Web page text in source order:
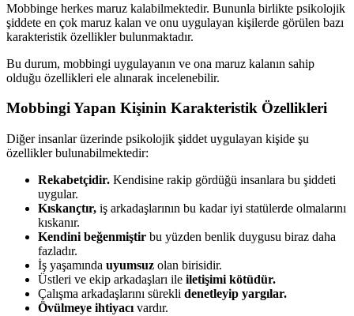
Mobbinge herkes maruz kalabilmektedir. Bununla birlikte psikolojik
şiddete en çok maruz kalan ve onu uygulayan kişilerde görülen bazı
karakteristik özellikler bulunmaktadır.
Bu durum, mobbingi uygulayanın ve ona maruz kalanın sahip
olduğu özellikleri ele alınarak incelenebilir.
Mobbingi Yapan Kişinin Karakteristik Özellikleri
Diğer insanlar üzerinde psikolojik şiddet uygulayan kişide şu
özellikler bulunabilmektedir:
Rekabetçidir. Kendisine rakip gördüğü insanlara bu şiddeti
uygular.
Kıskançtır, iş arkadaşlarının bu kadar iyi statülerde olmalarını
kıskanır.
Kendini beğenmiştir bu yüzden benlik duygusu biraz daha
fazladır.
İş yaşamında uyumsuz olan birisidir.
Üstleri ve ekip arkadaşları ile iletişimi kötüdür.
Çalışma arkadaşlarını sürekli denetleyip yargılar.
Övülmeye ihtiyacı vardır.